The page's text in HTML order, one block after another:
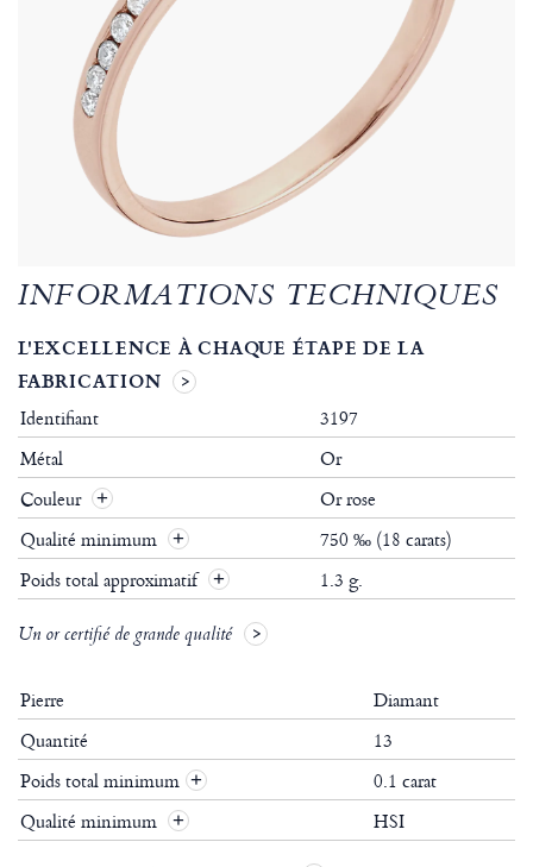
INFORMATIONS TECHNIQUES
L'EXCELLENCE À CHAQUE ÉTAPE DE LA
FABRICATION
Identifiant
3197
Métal
Or
Couleur
Or rose
Qualité minimum
750 ‰ (18 carats)
Poids total approximatif
1.3 g.
Un or certifié de grande qualité
Pierre
Diamant
Quantité
13
Poids total minimum +
0.1 carat
Qualité minimum
+ HSI